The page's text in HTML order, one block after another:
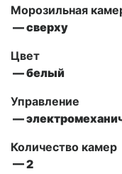
Морозильная
— сверху
Цвет
— белый
Управление
—
Количество камер
— 2